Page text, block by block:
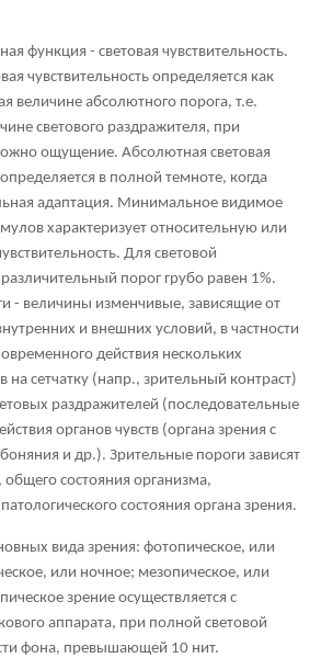
функция - световая чувствительность.
чувствительность определяется как
величине абсолютного порога, т.е.
светового раздражителя, при
ощущение. Абсолютная световая
в полной темноте, когда
адаптация. Минимальное видимое
характеризует относительную или
Для световой
различительный порог грубо равен 1%.
- величины изменчивые, зависящие от
и внешних условий, в частности
действия нескольких
на сетчатку (напр., зрительный контраст)
раздражителей (последовательные
органов чувств (органа зрения с
и др.). Зрительные пороги зависят
общего состояния организма,
состояния органа зрения.
вида зрения: фотопическое, или
или ночное; мезопическое, или
зрение осуществляется с
аппарата, при полной световой
фона, превышающей 10 нит.